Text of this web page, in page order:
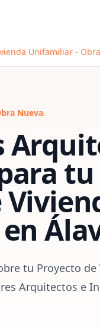
Unifamiliar -
Nueva
tu
tu Proyecto
Arquitectos e